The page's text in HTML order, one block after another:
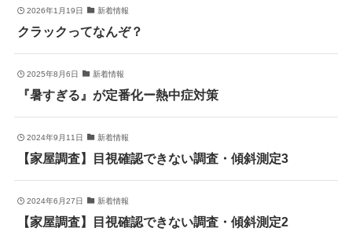
2026年1月19日 新着情報
クラックってなんぞ？
2025年8月6日 新着情報
『暑すぎる』が定番化ー熱中症対策
2024年9月11日 新着情報
【家屋調査】目視確認できない調査・傾斜測定3
2024年6月27日 新着情報
【家屋調査】目視確認できない調査・傾斜測定2